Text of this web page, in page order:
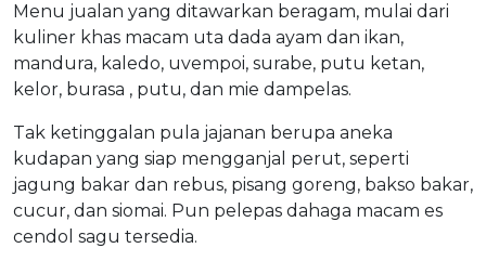
Menu jualan yang ditawarkan beragam, mulai dari
kuliner khas macam uta dada ayam dan ikan,
mandura, kaledo, uvempoi, surabe, putu ketan,
kelor, burasa , putu, dan mie dampelas.
Tak ketinggalan pula jajanan berupa aneka
kudapan yang siap mengganjal perut, seperti
jagung bakar dan rebus, pisang goreng, bakso bakar,
cucur, dan siomai. Pun pelepas dahaga macam es
cendol sagu tersedia.